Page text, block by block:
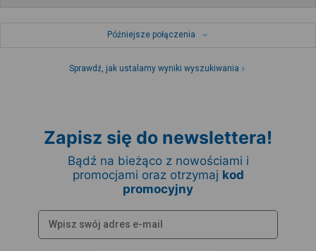
Późniejsze połączenia
Sprawdź, jak ustalamy wyniki wyszukiwania
Zapisz się do newslettera!
Bądź na bieżąco z nowościami i
promocjami oraz otrzymaj kod
promocyjny